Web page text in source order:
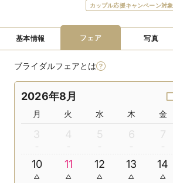
カップル応援キャンペーン対象
基本情報 フェア 写真
ブライダルフェアとは
2026年8月
月 火 水 木 金
3 4 5 6 7
10 11 12 13 14